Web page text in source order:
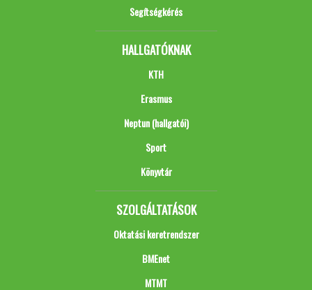
Segítségkérés
HALLGATÓKNAK
KTH
Erasmus
Neptun (hallgatói)
Sport
Könyvtár
SZOLGÁLTATÁSOK
Oktatási keretrendszer
BMEnet
MTMT